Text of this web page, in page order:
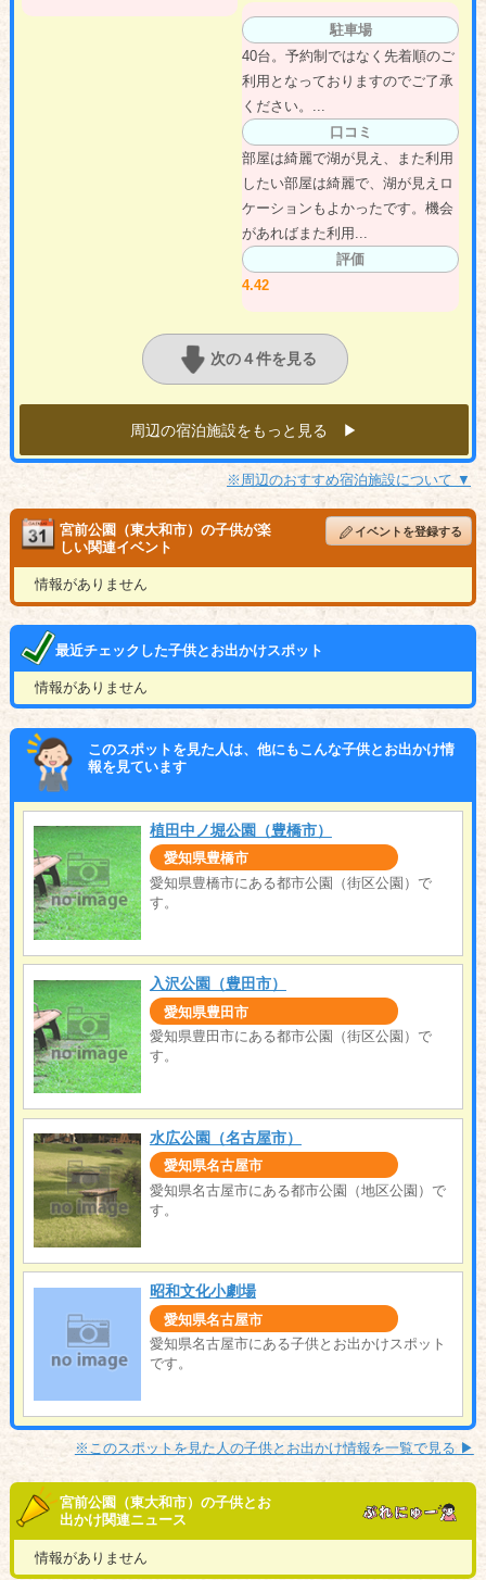
駐車場
40台。予約制ではなく先着順のご
利用となっておりますのでご了承
ください。...
口コミ
部屋は綺麗で湖が見え、また利用
したい部屋は綺麗で、湖が見えロ
ケーションもよかったです。機会
があればまた利用...
評価
4.42
次の４件を見る
周辺の宿泊施設をもっと見る ▶︎
※周辺のおすすめ宿泊施設について ▼
宮前公園（東大和市）の子供が楽
しい関連イベント
イベントを登録する
情報がありません
最近チェックした子供とお出かけスポット
情報がありません
このスポットを見た人は、他にもこんな子供とお出かけ情
報を見ています
植田中ノ堀公園（豊橋市）
愛知県豊橋市
愛知県豊橋市にある都市公園（街区公園）で
す。
入沢公園（豊田市）
愛知県豊田市
愛知県豊田市にある都市公園（街区公園）で
す。
水広公園（名古屋市）
愛知県名古屋市
愛知県名古屋市にある都市公園（地区公園）で
す。
昭和文化小劇場
愛知県名古屋市
愛知県名古屋市にある子供とお出かけスポット
です。
※このスポットを見た人の子供とお出かけ情報を一覧で見る ▶︎
宮前公園（東大和市）の子供とお
出かけ関連ニュース
情報がありません